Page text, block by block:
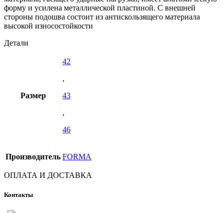
форму и усилена металлической пластиной. С внешней
стороны подошва состоит из антискользящего материала
высокой износостойкости
Детали
Размер
42
,
43
,
46
Производитель FORMA
ОПЛАТА И ДОСТАВКА
Контакты